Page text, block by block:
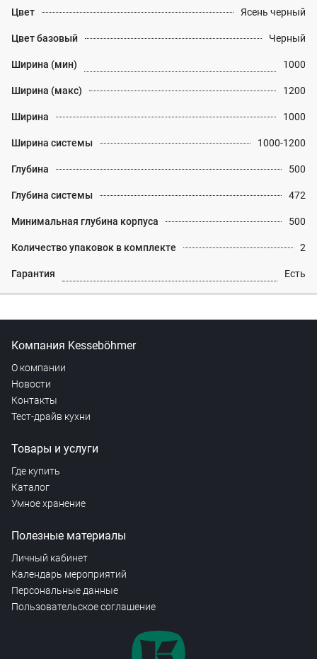
Цвет Ясень черный
Цвет базовый Черный
Ширина (мин) 1000
Ширина (макс) 1200
Ширина 1000
Ширина системы 1000-1200
Глубина 500
Глубина системы 472
Минимальная глубина корпуса 500
Количество упаковок в комплекте 2
Гарантия Есть
Компания Kesseböhmer
О компании
Новости
Контакты
Тест-драйв кухни
Товары и услуги
Где купить
Каталог
Умное хранение
Полезные материалы
Личный кабинет
Календарь мероприятий
Персональные данные
Пользовательское соглашение